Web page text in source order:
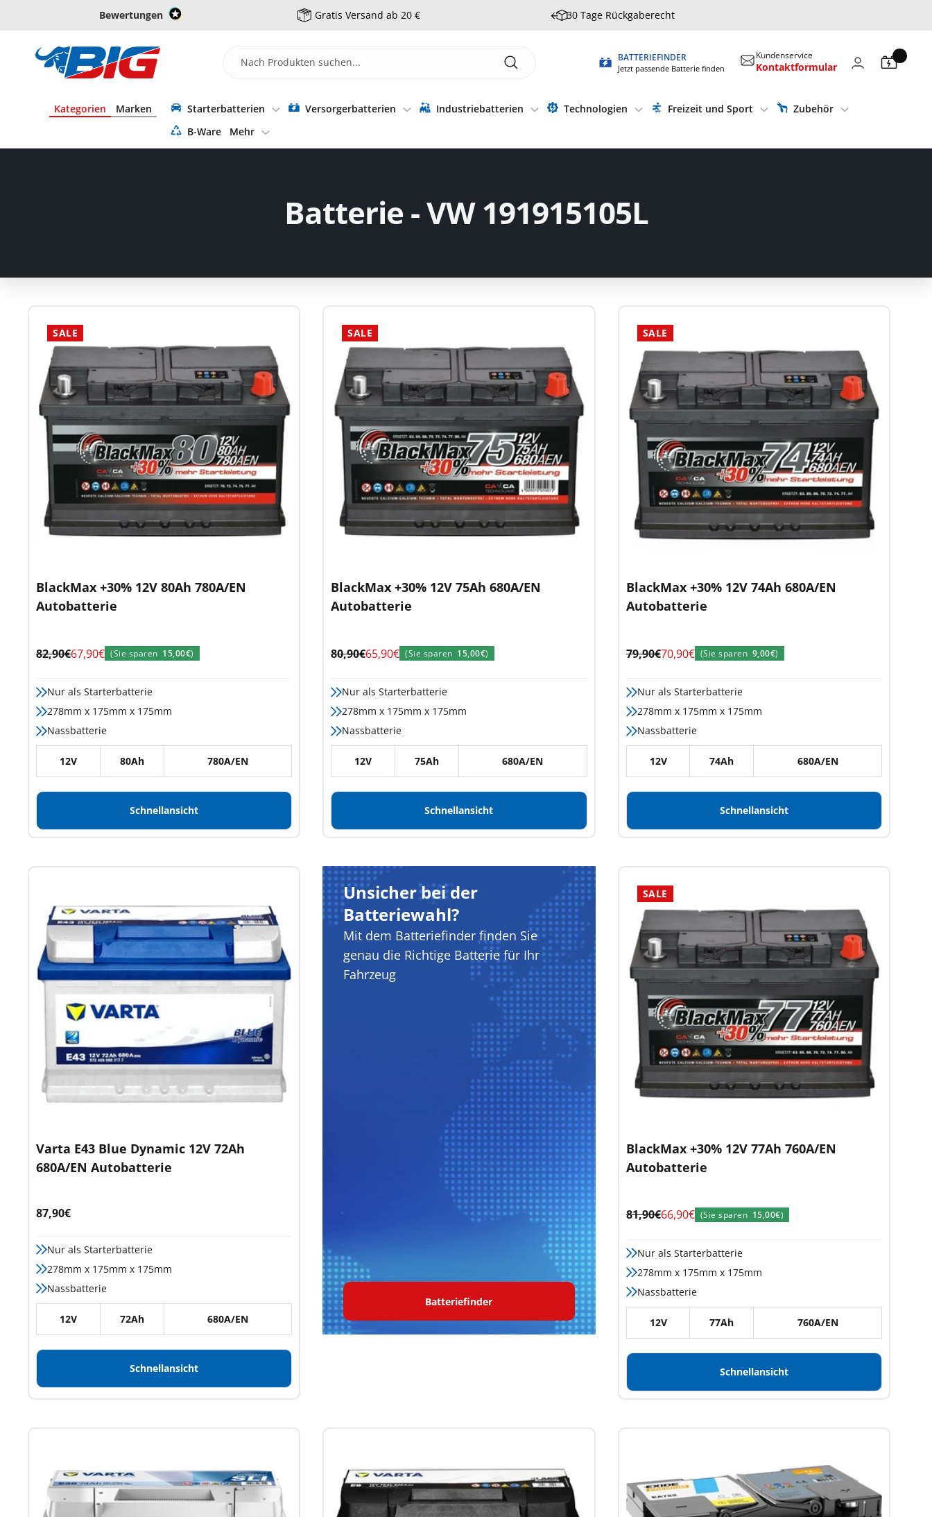
Bewertungen Gratis Versand ab 20 € 30 Tage Rückgaberecht
Batterie-
Industrie-
BATTERIEFINDER
Jetzt passende Batterie finden
Kundenservice
Kontaktformular
Kategorien Marken Starterbatterien Versorgerbatterien Industriebatterien Technologien Freizeit und Sport
Zubehör
B-Ware
Mehr
Batterie - VW 191915105L
SALE
BlackMax +30% 12V 80Ah 780A/EN
Autobatterie
Angebotspreis
67,90€
Regulärer
82,90€ (Sie sparen 15,00€)
Nur als Starterbatterie
278mm x 175mm x 175mm
Nassbatterie
12V 80Ah 780A/EN
Schnellansicht
SALE
BlackMax +30% 12V 75Ah 680A/EN
Autobatterie
Angebotspreis
65,90€
Regulärer
80,90€ (Sie sparen 15,00€)
Nur als Starterbatterie
278mm x 175mm x 175mm
Nassbatterie
12V 75Ah 680A/EN
Schnellansicht
SALE
BlackMax +30% 12V 74Ah 680A/EN
Autobatterie
Angebotspreis
70,90€
Regulärer
79,90€ (Sie sparen 9,00€)
Nur als Starterbatterie
278mm x 175mm x 175mm
Nassbatterie
12V 74Ah 680A/EN
Schnellansicht
Varta E43 Blue Dynamic 12V 72Ah
680A/EN Autobatterie
Angebotspreis
87,90€
Nur als Starterbatterie
278mm x 175mm x 175mm
Nassbatterie
12V 72Ah 680A/EN
Schnellansicht
Unsicher bei der
Batteriewahl?
Mit dem Batteriefinder finden Sie
genau die Richtige Batterie für Ihr
Fahrzeug
Batteriefinder
SALE
BlackMax +30% 12V 77Ah 760A/EN
Autobatterie
Angebotspreis
66,90€
Regulärer
81,90€ (Sie sparen 15,00€)
Nur als Starterbatterie
278mm x 175mm x 175mm
Nassbatterie
12V 77Ah 760A/EN
Schnellansicht